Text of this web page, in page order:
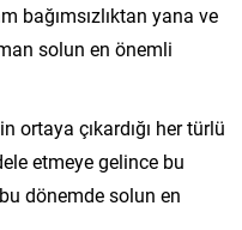
bağımsızlıktan yana ve
solun en önemli
ortaya çıkardığı her türlü
etmeye gelince bu
dönemde solun en